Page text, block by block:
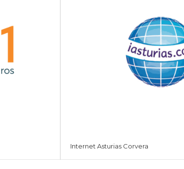
Internet Asturias Corvera